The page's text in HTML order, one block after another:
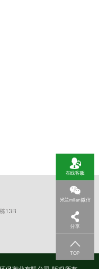
13B
在线客服
米兰milan微信
分享
TOP